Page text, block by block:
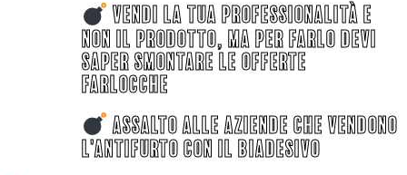
VENDI LA TUA PROFESSIONALITà E
NON IL PRODOTTO, MA PER FARLO DEVI
SAPER SMONTARE LE OFFERTE
FARLOCCHE
ASSALTO ALLE AZIENDE CHE VENDONO
l'antifurto con il biadesivo